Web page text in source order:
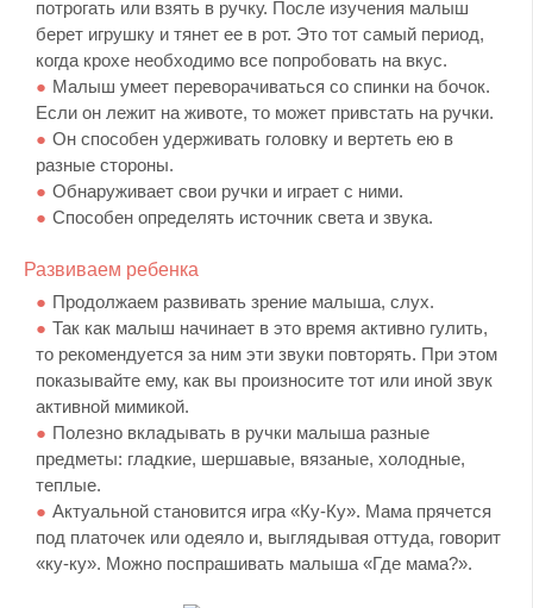
потрогать или взять в ручку. После изучения малыш
берет игрушку и тянет ее в рот. Это тот самый период,
когда крохе необходимо все попробовать на вкус.
Малыш умеет переворачиваться со спинки на бочок.
Если он лежит на животе, то может привстать на ручки.
Он способен удерживать головку и вертеть ею в
разные стороны.
Обнаруживает свои ручки и играет с ними.
Способен определять источник света и звука.
Развиваем ребенка
Продолжаем развивать зрение малыша, слух.
Так как малыш начинает в это время активно гулить,
то рекомендуется за ним эти звуки повторять. При этом
показывайте ему, как вы произносите тот или иной звук
активной мимикой.
Полезно вкладывать в ручки малыша разные
предметы: гладкие, шершавые, вязаные, холодные,
теплые.
Актуальной становится игра «Ку-Ку». Мама прячется
под платочек или одеяло и, выглядывая оттуда, говорит
«ку-ку». Можно поспрашивать малыша «Где мама?».